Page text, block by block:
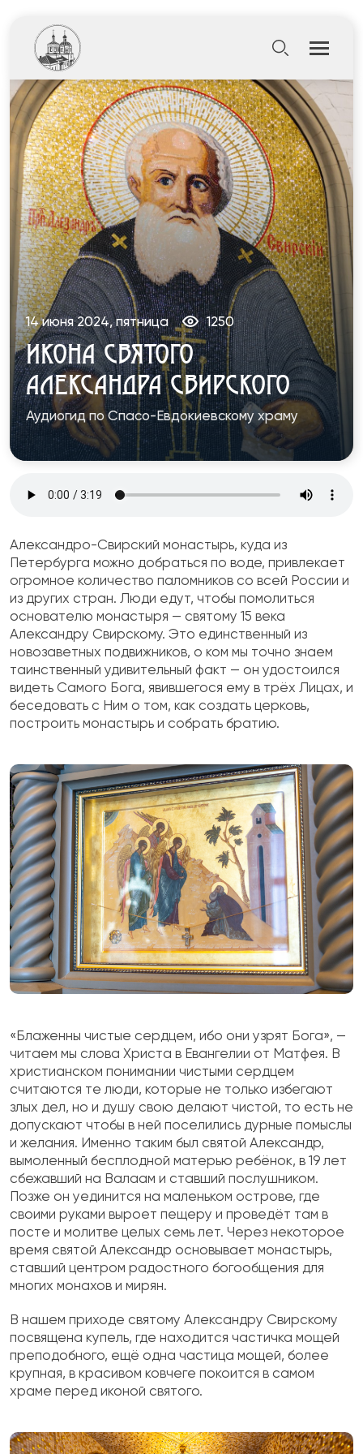
14 июня 2024, пятница 1250
ИКОНА СВЯТОГО
АЛЕКСАНДРА СВИРСКОГО
Аудиогид по Спасо-Евдокиевскому храму
Александро-Свирский монастырь, куда из
Петербурга можно добраться по воде, привлекает
огромное количество паломников со всей России и
из других стран. Люди едут, чтобы помолиться
основателю монастыря — святому 15 века
Александру Свирскому. Это единственный из
новозаветных подвижников, о ком мы точно знаем
таинственный удивительный факт — он удостоился
видеть Самого Бога, явившегося ему в трёх Лицах, и
беседовать с Ним о том, как создать церковь,
построить монастырь и собрать братию.
«Блаженны чистые сердцем, ибо они узрят Бога», —
читаем мы слова Христа в Евангелии от Матфея. В
христианском понимании чистыми сердцем
считаются те люди, которые не только избегают
злых дел, но и душу свою делают чистой, то есть не
допускают чтобы в ней поселились дурные помыслы
и желания. Именно таким был святой Александр,
вымоленный бесплодной матерью ребёнок, в 19 лет
сбежавший на Валаам и ставший послушником.
Позже он уединится на маленьком острове, где
своими руками выроет пещеру и проведёт там в
посте и молитве целых семь лет. Через некоторое
время святой Александр основывает монастырь,
ставший центром радостного богообщения для
многих монахов и мирян.
В нашем приходе святому Александру Свирскому
посвящена купель, где находится частичка мощей
преподобного, ещё одна частица мощей, более
крупная, в красивом ковчеге покоится в самом
храме перед иконой святого.